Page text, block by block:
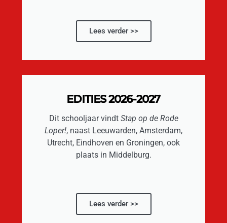
Lees verder >>
EDITIES 2026-2027
Dit schooljaar vindt Stap op de Rode
Loper!, naast Leeuwarden, Amsterdam,
Utrecht, Eindhoven en Groningen, ook
plaats in Middelburg.
Lees verder >>